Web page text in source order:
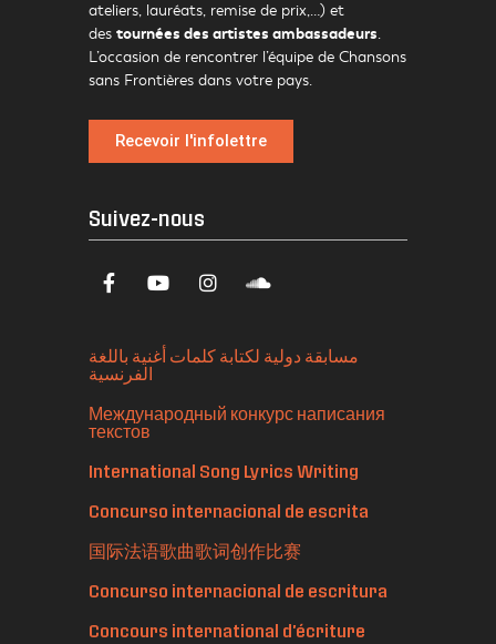
ateliers, lauréats, remise de prix,…) et
des tournées des artistes ambassadeurs.
L’occasion de rencontrer l’équipe de Chansons
sans Frontières dans votre pays.
Recevoir l'infolettre
Suivez-nous
مسابقة دولية لكتابة كلمات أغنية باللغة
الفرنسية
Международный конкурс написания
текстов
International Song Lyrics Writing
Concurso internacional de escrita
国际法语歌曲歌词创作比赛
Concurso internacional de escritura
Concours international d'écriture